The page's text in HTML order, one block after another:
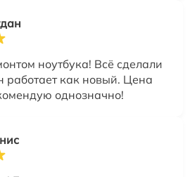
ноутбука! Всё сделали
работает как новый. Цена
однозначно!